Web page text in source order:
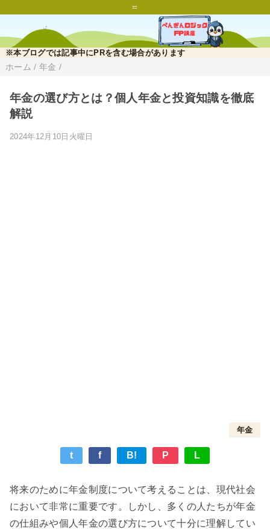
=
※本ブログでは記事中にPRを含む場合があります
ホーム / 年金 /
年金の選び方とは？個人年金と投資知識を徹底
解説
2024年12月10日火曜日
年金
t f B! P L
将来のために年金制度について考えることは、現代社会
において非常に重要です。しかし、多くの人たちが年金
の仕組みや個人年金の選び方について十分に理解してい